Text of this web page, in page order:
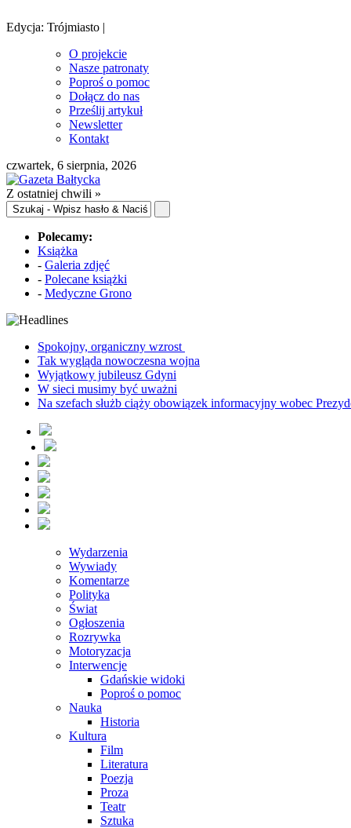
Edycja: Trójmiasto |
O projekcie
Nasze patronaty
Poproś o pomoc
Dołącz do nas
Prześlij artykuł
Newsletter
Kontakt
czwartek, 6 sierpnia, 2026
Z ostatniej chwili »
Polecamy:
Książka
- Galeria zdjęć
- Polecane książki
- Medyczne Grono
Spokojny, organiczny wzrost
Tak wygląda nowoczesna wojna
Wyjątkowy jubileusz Gdyni
W sieci musimy być uważni
Na szefach służb ciąży obowiązek informacyjny wobec
Wydarzenia
Wywiady
Komentarze
Polityka
Świat
Ogłoszenia
Rozrywka
Motoryzacja
Interwencje
Gdańskie widoki
Poproś o pomoc
Nauka
Historia
Kultura
Film
Literatura
Poezja
Proza
Teatr
Sztuka